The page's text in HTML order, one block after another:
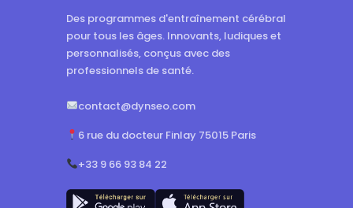
Des programmes d'entraînement cérébral
pour tous les âges. Innovants, ludiques et
personnalisés, conçus avec des
professionnels de santé.
contact@dynseo.com
6 rue du docteur Finlay 75015 Paris
+33 9 66 93 84 22